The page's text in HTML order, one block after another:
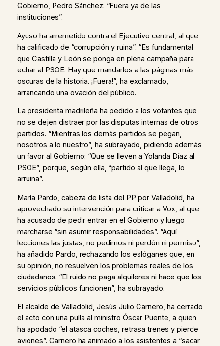
Gobierno, Pedro Sánchez: “Fuera ya de las
instituciones”.
Ayuso ha arremetido contra el Ejecutivo central, al que
ha calificado de “corrupción y ruina”. “Es fundamental
que Castilla y León se ponga en plena campaña para
echar al PSOE. Hay que mandarlos a las páginas más
oscuras de la historia. ¡Fuera!”, ha exclamado,
arrancando una ovación del público.
La presidenta madrileña ha pedido a los votantes que
no se dejen distraer por las disputas internas de otros
partidos. “Mientras los demás partidos se pegan,
nosotros a lo nuestro”, ha subrayado, pidiendo además
un favor al Gobierno: “Que se lleven a Yolanda Díaz al
PSOE”, porque, según ella, “partido al que llega, lo
arruina”.
María Pardo, cabeza de lista del PP por Valladolid, ha
aprovechado su intervención para criticar a Vox, al que
ha acusado de pedir entrar en el Gobierno y luego
marcharse “sin asumir responsabilidades”. “Aquí
lecciones las justas, no pedimos ni perdón ni permiso”,
ha añadido Pardo, rechazando los eslóganes que, en
su opinión, no resuelven los problemas reales de los
ciudadanos. “El ruido no paga alquileres ni hace que los
servicios públicos funcionen”, ha subrayado.
El alcalde de Valladolid, Jesús Julio Carnero, ha cerrado
el acto con una pulla al ministro Óscar Puente, a quien
ha apodado “el atasca coches, retrasa trenes y pierde
aviones”. Carnero ha animado a los asistentes a “sacar